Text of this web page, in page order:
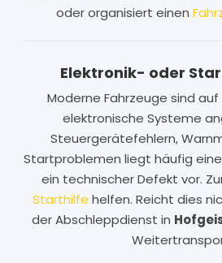
oder organisiert einen
Elektronik- oder
Moderne Fahrzeuge sind
elektronische Systeme
Steuergerätefehlern,
Startproblemen liegt häufig eine
ein technischer Defekt vor.
Starthilfe helfen. Reicht dies
der Abschleppdienst in